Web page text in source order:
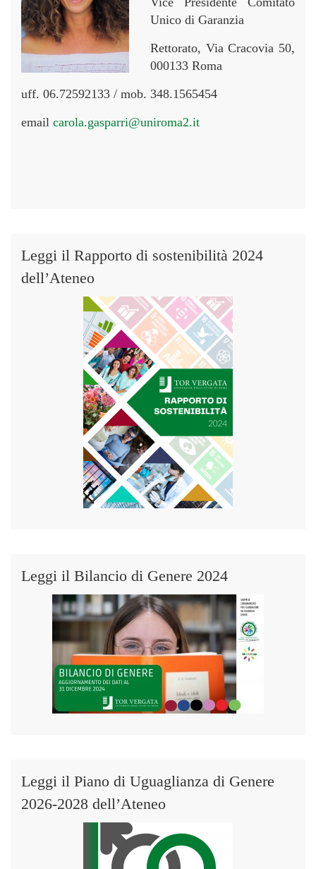
Unico di Garanzia
Rettorato, Via Cracovia 50,
000133 Roma
uff. 06.72592133 / mob. 348.1565454
email carola.gasparri@uniroma2.it
Leggi il Rapporto di sostenibilità 2024
dell’Ateneo
Leggi il Bilancio di Genere 2024
Leggi il Piano di Uguaglianza di Genere
2026-2028 dell’Ateneo